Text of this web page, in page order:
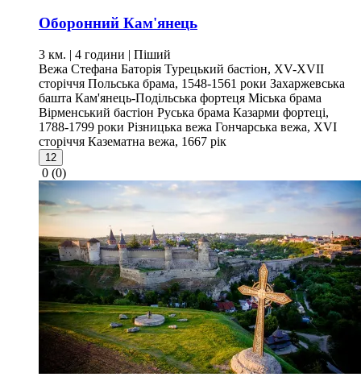
Оборонний Кам'янець
3 км. | 4 години | Піший
Вежа Стефана Баторія Турецький бастіон, XV-XVII
сторіччя Польська брама, 1548-1561 роки Захаржевська
башта Кам'янець-Подільська фортеця Міська брама
Вірменський бастіон Руська брама Казарми фортеці,
1788-1799 роки Різницька вежа Гончарська вежа, XVI
сторіччя Казематна вежа, 1667 рік
12
0 (0)